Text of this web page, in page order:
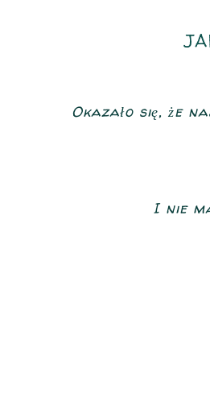
Okazało się, że
I nie